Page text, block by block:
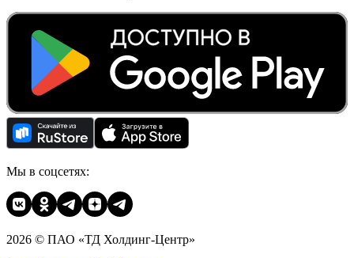
Мы в соцсетях:
2026 © ПАО «ТД Холдинг-Центр»